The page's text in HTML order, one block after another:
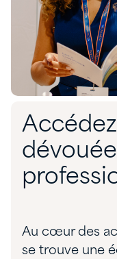
Au cœur des
se trouve une